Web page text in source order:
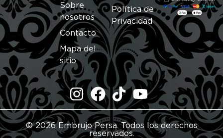
Sobre
nosotros
Contacto
Mapa del
sitio
Política de
Privacidad
© 2026 Embrujo Persa. Todos los derechos
reservados.